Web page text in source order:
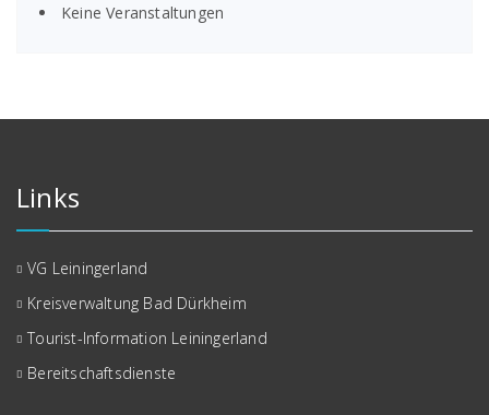
Keine Veranstaltungen
Links
VG Leiningerland
Kreisverwaltung Bad Dürkheim
Tourist-Information Leiningerland
Bereitschaftsdienste